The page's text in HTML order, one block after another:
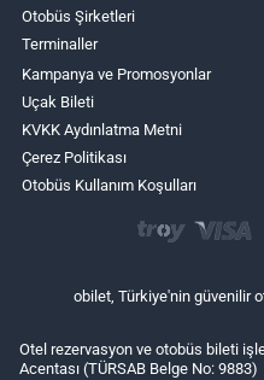
Otobüs Şirketleri
Terminaller
Kampanya ve Promosyonlar
Uçak Bileti
KVKK Aydınlatma Metni
Çerez Politikası
Otobüs Kullanım Koşulları
obilet, Türkiye'nin güvenilir
Otel rezervasyon ve otobüs bileti
Acentası (TÜRSAB Belge No: 9883)